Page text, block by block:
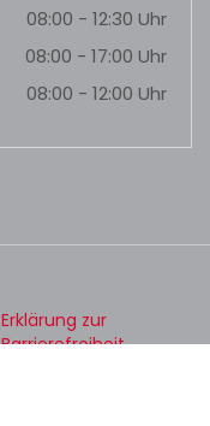
08:00 - 12:30 Uhr
08:00 - 17:00 Uhr
08:00 - 12:00 Uhr
Erklärung zur
Barrierefreiheit